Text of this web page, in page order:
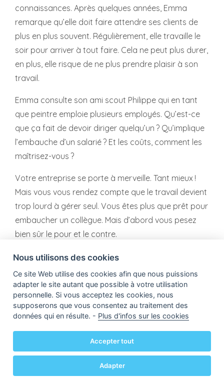
connaissances. Après quelques années, Emma
remarque qu’elle doit faire attendre ses clients de
plus en plus souvent. Régulièrement, elle travaille le
soir pour arriver à tout faire. Cela ne peut plus durer,
en plus, elle risque de ne plus prendre plaisir à son
travail.
Emma consulte son ami scout Philippe qui en tant
que peintre emploie plusieurs employés. Qu’est-ce
que ça fait de devoir diriger quelqu’un ? Qu’implique
l’embauche d’un salarié ? Et les coûts, comment les
maîtrisez-vous ?
Votre entreprise se porte à merveille. Tant mieux !
Mais vous vous rendez compte que le travail devient
trop lourd à gérer seul. Vous êtes plus que prêt pour
embaucher un collègue. Mais d’abord vous pesez
bien sûr le pour et le contre.
Commencez par considérer ceci :
FRAIS DE PERSONNEL ?
À côté de la rémunération et donc du salaire brut de
votre employé, vous devez aussi payer une
cotisation patronale à la Sécurité sociale. Si vous
faites appel à un secrétariat social pour régler les
formalités administratives, tenez compte de frais
Nous utilisons des cookies
Ce site Web utilise des cookies afin que nous puissions
adapter le site autant que possible à votre utilisation
personnelle. Si vous acceptez les cookies, nous
supposerons que vous consentez au traitement des
données qui en résulte. - Plus d'infos sur les cookies
Accepter tout
Adapter